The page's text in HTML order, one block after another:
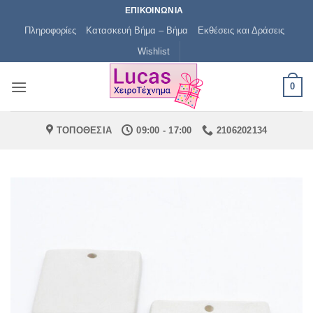
ΕΠΙΚΟΙΝΩΝΙΑ
Πληροφορίες Κατασκευή Βήμα – Βήμα
Εκθέσεις και Δράσεις
Wishlist
0
ΤΟΠΟΘΕΣΙΑ 09:00 - 17:00 2106202134